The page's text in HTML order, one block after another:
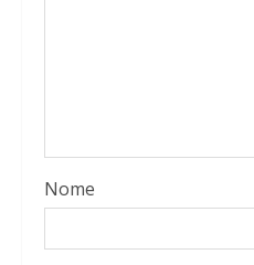
Nome